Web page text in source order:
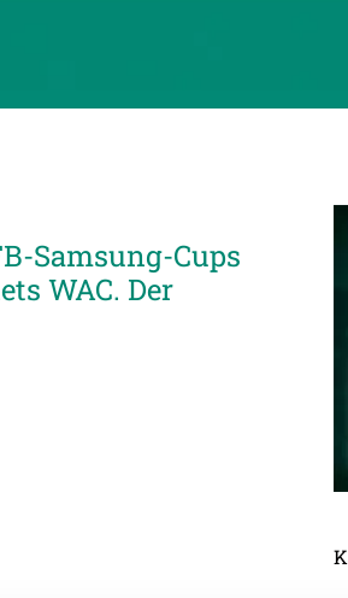
Samsung-Cups
WAC. Der